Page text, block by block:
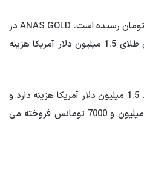
هر گرم طلا به 2 میلیون و 6000 تومان رسیده است. ANAS GOLD در
حال حاضر 2 دلار آمریکا و تهران طلای 1.5 میلیون دلار آمریکا هزینه
علاوه بر این ، سکه طراحی جدید 1.5 میلیون دلار آمریکا هزینه دارد و
سکه طراحی قدیمی با قیمت 1 میلیون و 7000 تومانس فروخته می